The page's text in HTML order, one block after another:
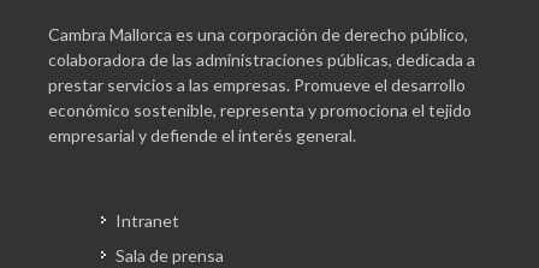
Cambra Mallorca es una corporación de derecho público,
colaboradora de las administraciones públicas, dedicada a
prestar servicios a las empresas. Promueve el desarrollo
económico sostenible, representa y promociona el tejido
empresarial y defiende el interés general.
Intranet
Sala de prensa